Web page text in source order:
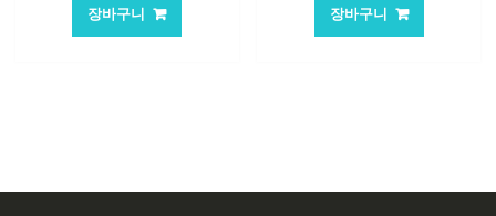
격:
장바구니
격:
장바구니